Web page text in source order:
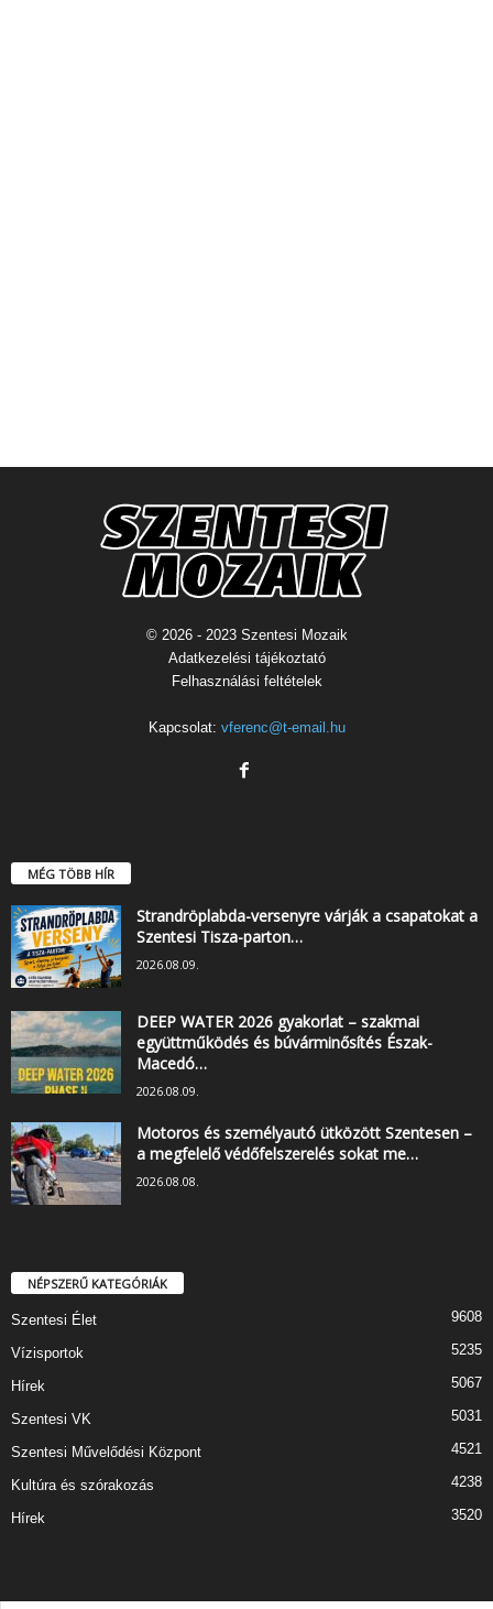
© 2026 - 2023 Szentesi Mozaik
Adatkezelési tájékoztató
Felhasználási feltételek
Kapcsolat: vferenc@t-email.hu
MÉG TÖBB HÍR
Strandröplabda-versenyre várják a csapatokat a
Szentesi Tisza-parton…
2026.08.09.
DEEP WATER 2026 gyakorlat – szakmai
együttműködés és búvárminősítés Észak-
Macedó…
2026.08.09.
Motoros és személyautó ütközött Szentesen –
a megfelelő védőfelszerelés sokat me…
2026.08.08.
NÉPSZERŰ KATEGÓRIÁK
Szentesi Élet 9608
Vízisportok 5235
Hírek 5067
Szentesi VK 5031
Szentesi Művelődési Központ 4521
Kultúra és szórakozás 4238
Hírek 3520